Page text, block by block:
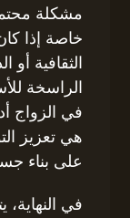
مشكلة
خاصة إذا
الثقافية أو
الراسخة
في الزواج
هي تعزيز
على بناء
في